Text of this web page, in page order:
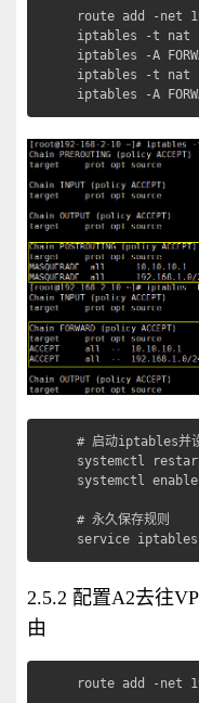
route add -net
iptables -t nat -A
iptables -A
iptables -t nat -A
iptables -A
# 启动iptables并
systemctl
systemctl
# 永久保存规则
service iptables
2.5.2 配置A2去往
由
route add -net